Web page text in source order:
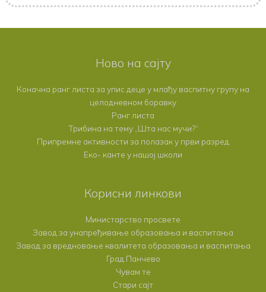
Ново на сајту
Коначна ранг листа за упис деце у млађу васпитну групу на
целодневном боравку
Ранг листа
Трибина на тему „Шта нас мучи?“
Припремне активности за полазак у први разред
Еко- канте у нашој школи
Корисни линкови
Министарство просвете
Завод за унапређивање образовања и васпитања
Завод за вредновање квалитета образовања и васпитања
Град Панчево
Чувам те
Стари сајт